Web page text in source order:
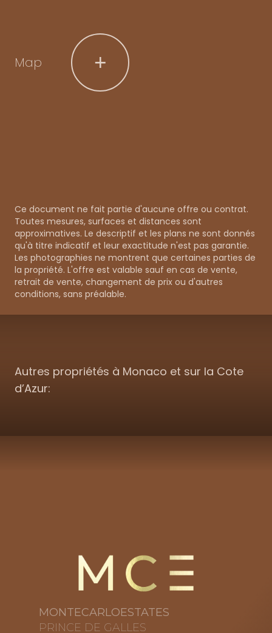
Map +
Ce document ne fait partie d'aucune offre ou contrat.
Toutes mesures, surfaces et distances sont
approximatives. Le descriptif et les plans ne sont donnés
qu'à titre indicatif et leur exactitude n'est pas garantie.
Les photographies ne montrent que certaines parties de
la propriété. L'offre est valable sauf en cas de vente,
retrait de vente, changement de prix ou d'autres
conditions, sans préalable.
Autres propriétés à Monaco et sur la Cote
d’Azur:
MONTECARLOESTATES
PRINCE DE GALLES